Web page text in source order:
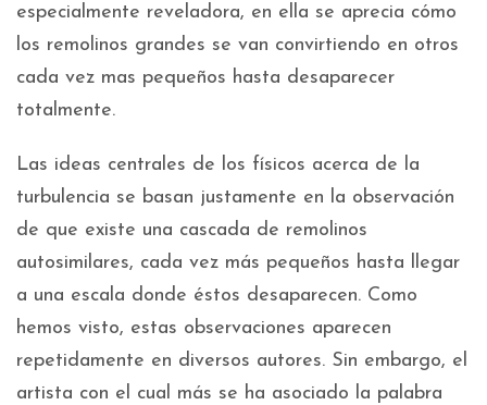
especialmente reveladora, en ella se aprecia cómo
los remolinos grandes se van convirtiendo en otros
cada vez mas pequeños hasta desaparecer
totalmente.
Las ideas centrales de los físicos acerca de la
turbulencia se basan justamente en la observación
de que existe una cascada de remolinos
autosimilares, cada vez más pequeños hasta llegar
a una escala donde éstos desaparecen. Como
hemos visto, estas observaciones aparecen
repetidamente en diversos autores. Sin embargo, el
artista con el cual más se ha asociado la palabra